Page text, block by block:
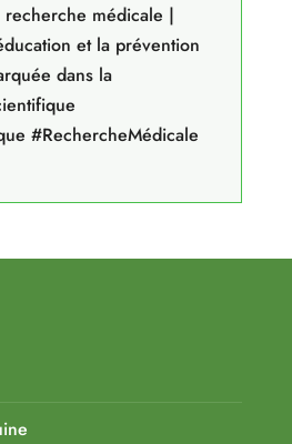
recherche médicale |
et la prévention
dans la
#RechercheMédicale